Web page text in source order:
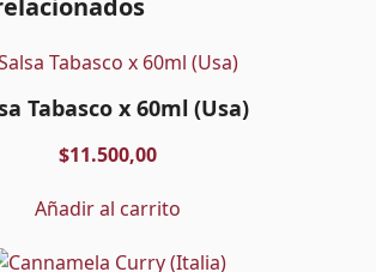
Tabasco x 60ml (Usa)
$11.500,00
Añadir al carrito